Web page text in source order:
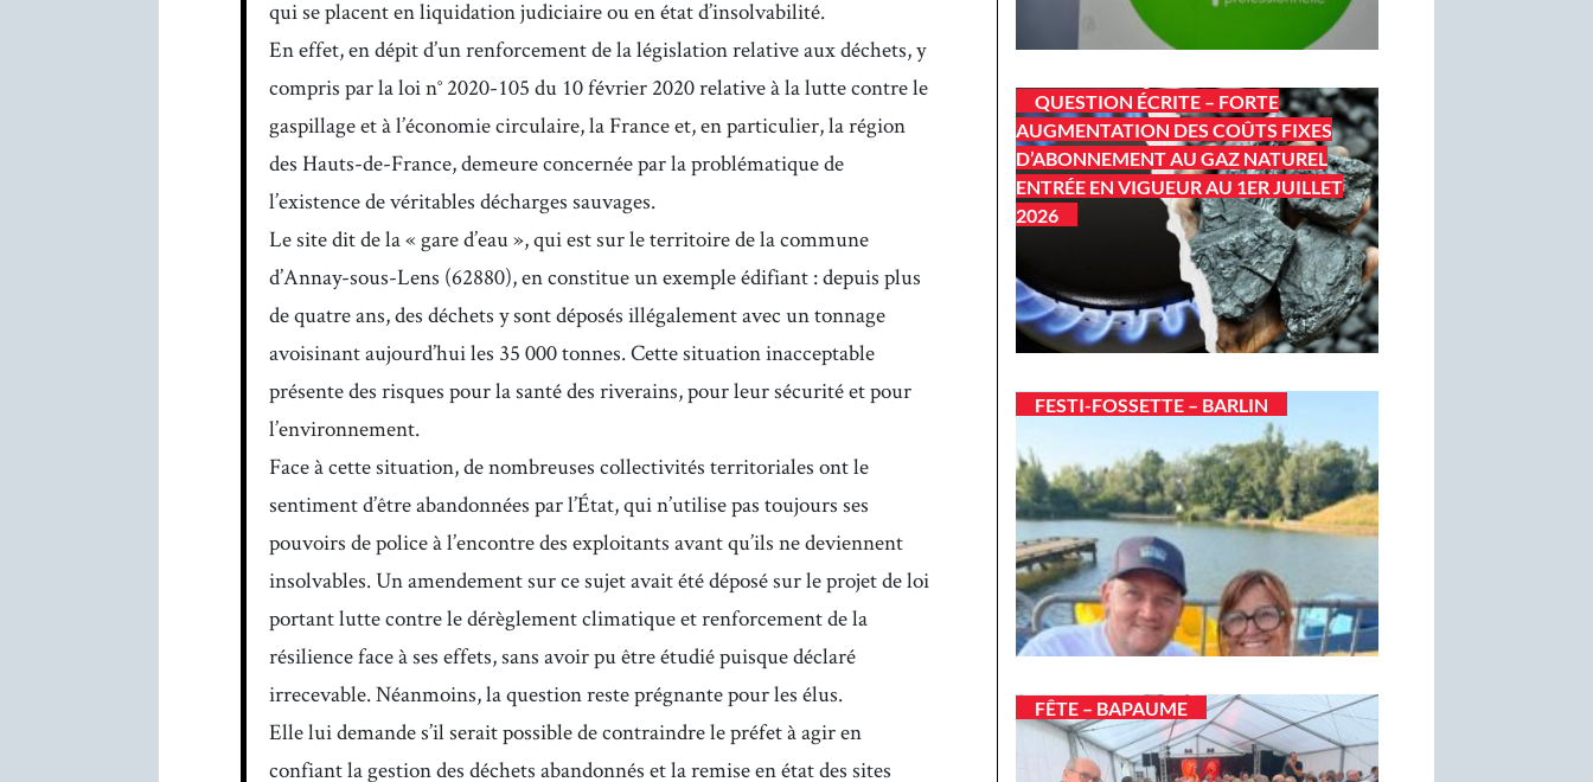
qui se placent en liquidation judiciaire ou en état d’insolvabilité.
En effet, en dépit d’un renforcement de la législation relative aux déchets, y
compris par la loi n° 2020-105 du 10 février 2020 relative à la lutte contre le
gaspillage et à l’économie circulaire, la France et, en particulier, la région
des Hauts-de-France, demeure concernée par la problématique de
l’existence de véritables décharges sauvages.
Le site dit de la « gare d’eau », qui est sur le territoire de la commune
d’Annay-sous-Lens (62880), en constitue un exemple édifiant : depuis plus
de quatre ans, des déchets y sont déposés illégalement avec un tonnage
avoisinant aujourd’hui les 35 000 tonnes. Cette situation inacceptable
présente des risques pour la santé des riverains, pour leur sécurité et pour
l’environnement.
Face à cette situation, de nombreuses collectivités territoriales ont le
sentiment d’être abandonnées par l’État, qui n’utilise pas toujours ses
pouvoirs de police à l’encontre des exploitants avant qu’ils ne deviennent
insolvables. Un amendement sur ce sujet avait été déposé sur le projet de loi
portant lutte contre le dérèglement climatique et renforcement de la
résilience face à ses effets, sans avoir pu être étudié puisque déclaré
irrecevable. Néanmoins, la question reste prégnante pour les élus.
Elle lui demande s’il serait possible de contraindre le préfet à agir en
confiant la gestion des déchets abandonnés et la remise en état des sites
QUESTION ÉCRITE – FORTE
AUGMENTATION DES COÛTS FIXES
D’ABONNEMENT AU GAZ NATUREL
ENTRÉE EN VIGUEUR AU 1ER JUILLET
2026
FESTI-FOSSETTE – BARLIN
FÊTE – BAPAUME